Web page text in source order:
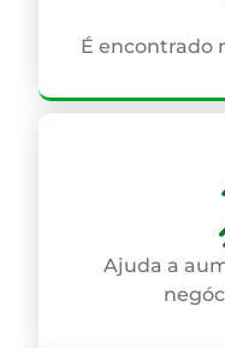
É encontrado
Ajuda a